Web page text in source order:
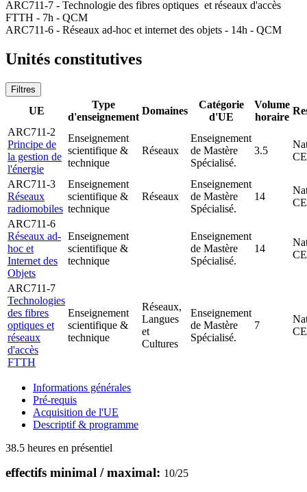
ARC711-7 - Technologie des fibres optiques et réseaux d'accès
FTTH - 7h - QCM
ARC711-6 - Réseaux ad-hoc et internet des objets - 14h - QCM
Unités constitutives
Filtres
UE
Type
d'enseignement
Domaines
Catégorie
d'UE
Volume
horaire
ARC711-2
Principe de
la gestion de
l'énergie
Enseignement
scientifique &
technique
Réseaux
Enseignement
de Mastère
Spécialisé.
3.5
ARC711-3
Réseaux
radiomobiles
Enseignement
scientifique &
technique
Réseaux
Enseignement
de Mastère
Spécialisé.
14
ARC711-6
Réseaux ad-
hoc et
Internet des
Objets
Enseignement
scientifique &
technique
Enseignement
de Mastère
Spécialisé.
14
ARC711-7
Technologies
des fibres
optiques et
réseaux
d'accès
FTTH
Enseignement
scientifique &
technique
Réseaux,
Langues
et
Cultures
Enseignement
de Mastère
Spécialisé.
7
Informations générales
Pré-requis
Acquisition de l'UE
Descriptif & programme
38.5 heures en présentiel
effectifs minimal / maximal: 10/25